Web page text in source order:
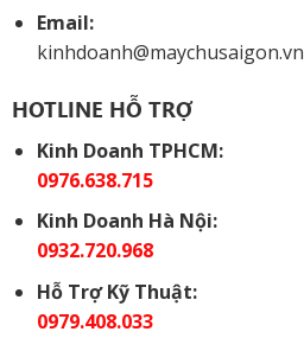
Email:
kinhdoanh@maychusaigon.vn
HOTLINE HỖ TRỢ
Kinh Doanh TPHCM:
0976.638.715
Kinh Doanh Hà Nội:
0932.720.968
Hỗ Trợ Kỹ Thuật:
0979.408.033